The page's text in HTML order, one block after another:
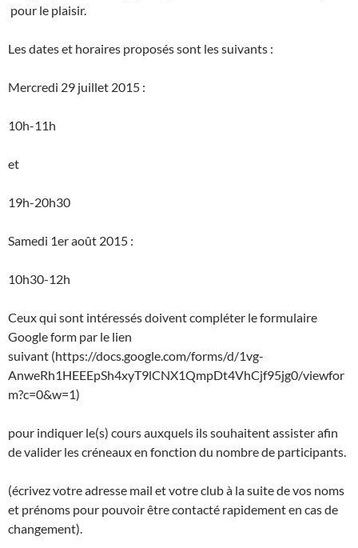
pour le plaisir.
Les dates et horaires proposés sont les suivants :
Mercredi 29 juillet 2015 :
10h-11h
et
19h-20h30
Samedi 1er août 2015 :
10h30-12h
Ceux qui sont intéressés doivent compléter le formulaire
Google form par le lien
suivant (https://docs.google.com/forms/d/1vg-
AnweRh1HEEEpSh4xyT9lCNX1QmpDt4VhCjf95jg0/viewfor
m?c=0&w=1)
pour indiquer le(s) cours auxquels ils souhaitent assister afin
de valider les créneaux en fonction du nombre de participants.
(écrivez votre adresse mail et votre club à la suite de vos noms
et prénoms pour pouvoir être contacté rapidement en cas de
changement).